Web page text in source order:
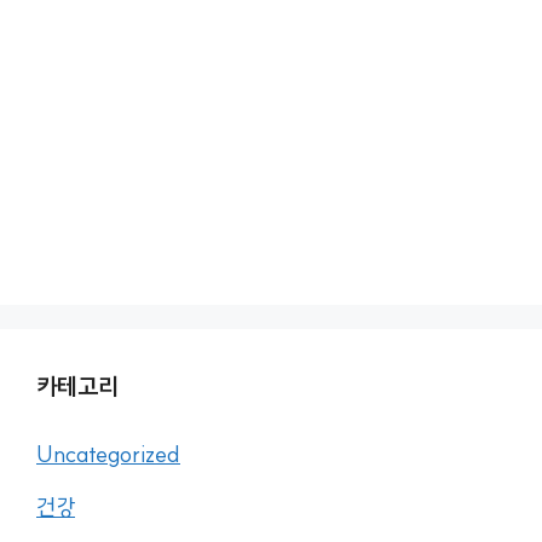
카테고리
Uncategorized
건강